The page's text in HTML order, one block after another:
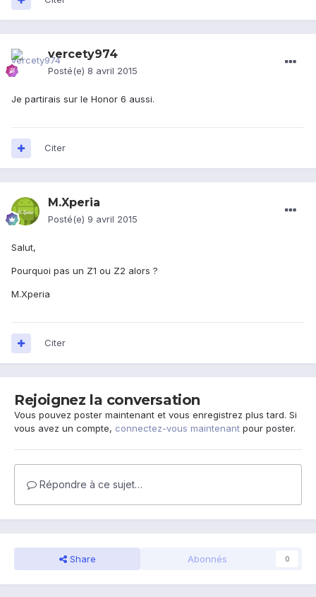
vercety974
Posté(e) 8 avril 2015
Je partirais sur le Honor 6 aussi.
Citer
M.Xperia
Posté(e) 9 avril 2015
Salut,
Pourquoi pas un Z1 ou Z2 alors ?
M.Xperia
Citer
Rejoignez la conversation
Vous pouvez poster maintenant et vous enregistrez plus tard. Si
vous avez un compte, connectez-vous maintenant pour poster.
Répondre à ce sujet…
Share Abonnés 0